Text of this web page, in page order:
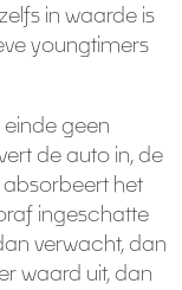
in waarde is
youngtimers
geen
de auto in, de
het
ingeschatte
verwacht, dan
waard uit, dan